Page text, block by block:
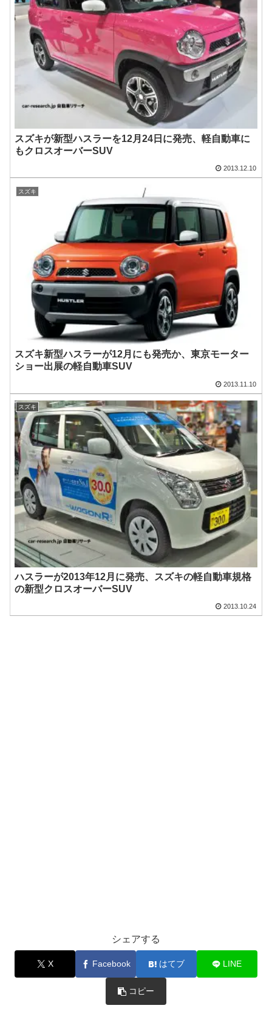
スズキが新型ハスラーを12月24日に発売、軽自動車に
もクロスオーバーSUV
2013.12.10
スズキ
スズキ新型ハスラーが12月にも発売か、東京モーター
ショー出展の軽自動車SUV
2013.11.10
スズキ
ハスラーが2013年12月に発売、スズキの軽自動車規格
の新型クロスオーバーSUV
2013.10.24
シェアする
X Facebook はてブ LINE
コピー